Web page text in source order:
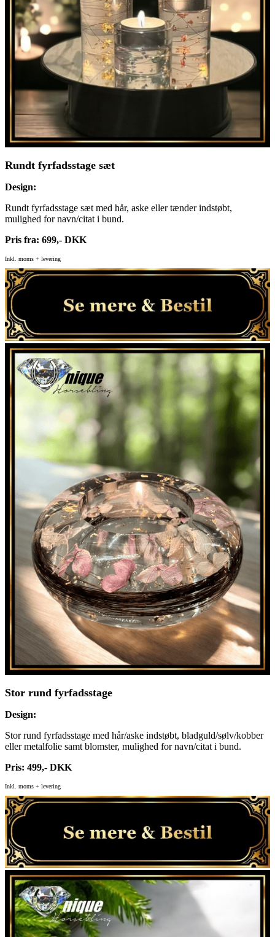
Rundt fyrfadsstage sæt
Design:
Rundt fyrfadsstage sæt med hår, aske eller tænder indstøbt,
mulighed for navn/citat i bund.
Pris fra: 699,- DKK
Inkl. moms + levering
Stor rund fyrfadsstage
Design:
Stor rund fyrfadsstage med hår/aske indstøbt, bladguld/sølv/kobber
eller metalfolie samt blomster, mulighed for navn/citat i bund.
Pris: 499,- DKK
Inkl. moms + levering